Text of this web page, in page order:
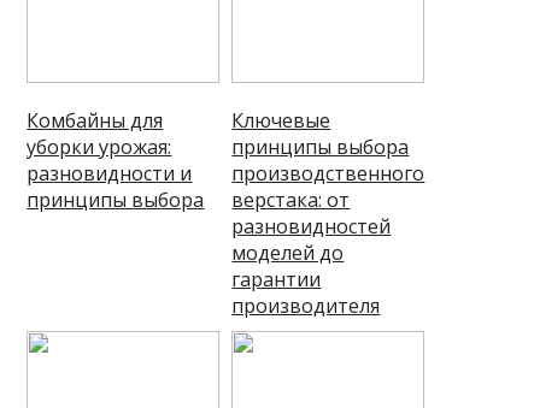
Комбайны для
уборки урожая:
разновидности и
принципы выбора
Ключевые
принципы выбора
производственного
верстака: от
разновидностей
моделей до
гарантии
производителя